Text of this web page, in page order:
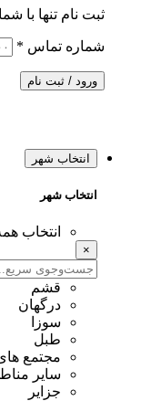
ثبت نام تنها با
شماره تماس *
ورود / ثبت نام
انتخاب شهر
انتخاب شهر
انتخاب
×
قشم
درگهان
سوزا
طبل
مجتمع
سایر
جزایر